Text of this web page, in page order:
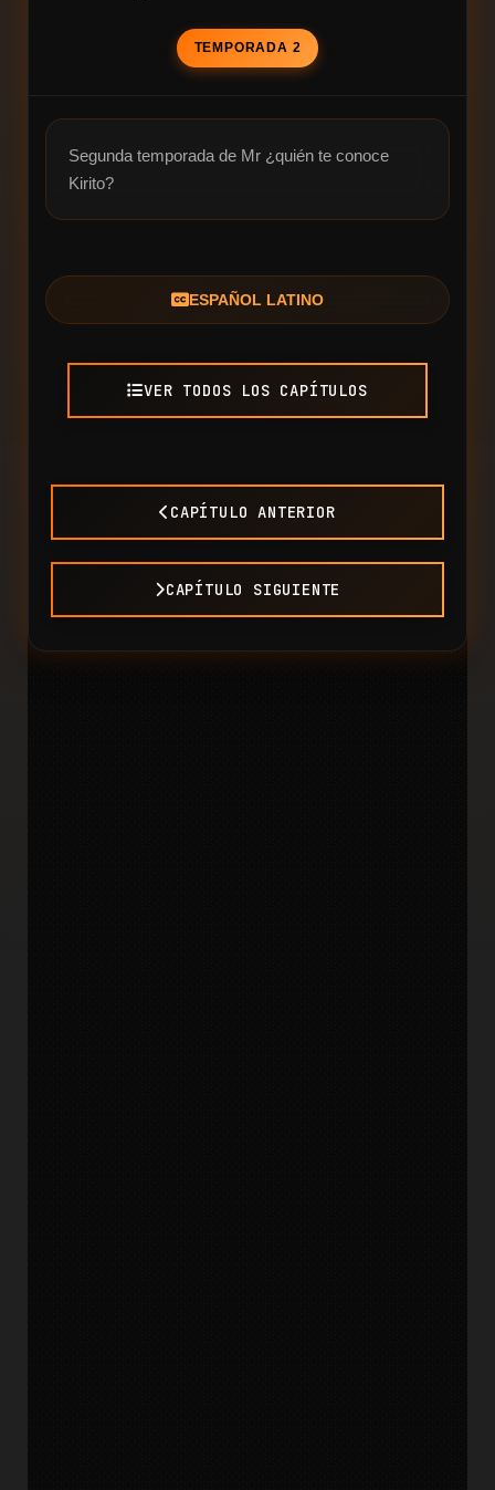
TEMPORADA 2
Segunda temporada de Mr ¿quién te conoce
Kirito?
ESPAÑOL LATINO
VER TODOS LOS CAPÍTULOS
CAPÍTULO ANTERIOR
CAPÍTULO SIGUIENTE